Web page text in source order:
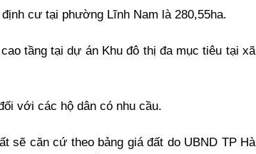
cư tại phường Lĩnh Nam là 280,55ha.
tầng tại dự án Khu đô thị đa mục tiêu tại xã
với các hộ dân có nhu cầu.
sẽ căn cứ theo bảng giá đất do UBND TP Hà